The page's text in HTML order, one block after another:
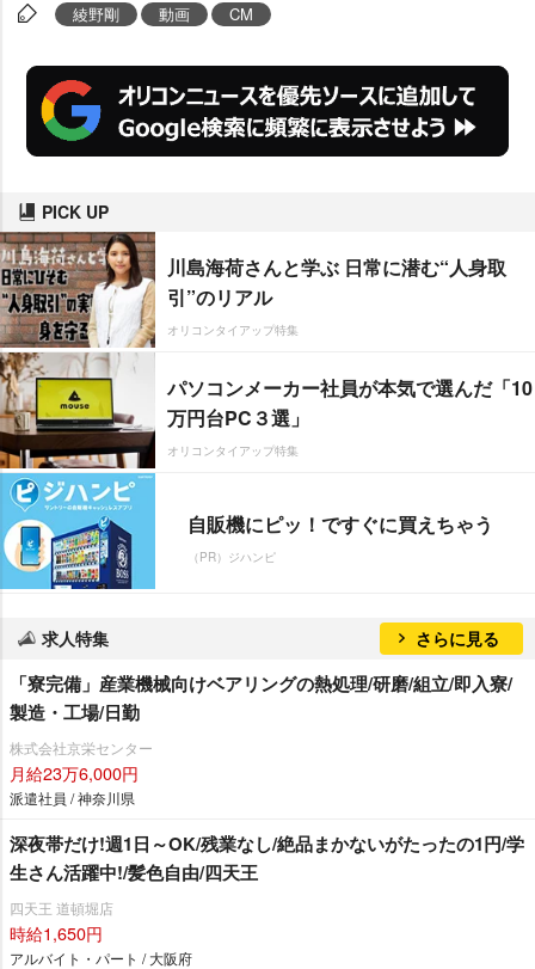
綾野剛 動画 CM
PICK UP
川島海荷さんと学ぶ 日常に潜む“人身取
引”のリアル
オリコンタイアップ特集
パソコンメーカー社員が本気で選んだ「10
万円台PC３選」
オリコンタイアップ特集
自販機にピッ！ですぐに買えちゃう
（PR）ジハンピ
求人特集 さらに見る
「寮完備」産業機械向けベアリングの熱処理/研磨/組立/即入寮/
製造・工場/日勤
株式会社京栄センター
月給23万6,000円
派遣社員 / 神奈川県
深夜帯だけ!週1日～OK/残業なし/絶品まかないがたったの1円/学
生さん活躍中!/髪色自由/四天王
四天王 道頓堀店
時給1,650円
アルバイト・パート / 大阪府